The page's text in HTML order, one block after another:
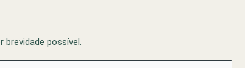
brevidade possível.